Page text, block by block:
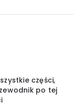
części,
po tej